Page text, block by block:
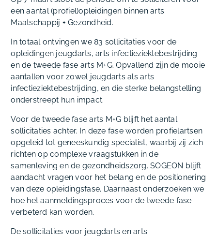
een aantal (profiel)opleidingen binnen arts
Maatschappij + Gezondheid.
In totaal ontvingen we 83 sollicitaties voor de
opleidingen jeugdarts, arts infectieziektebestrijding
en de tweede fase arts M+G. Opvallend zijn de mooie
aantallen voor zowel jeugdarts als arts
infectieziektebestrijding, en die sterke belangstelling
onderstreept hun impact.
Voor de tweede fase arts M+G blijft het aantal
sollicitaties achter. In deze fase worden profielartsen
opgeleid tot geneeskundig specialist, waarbij zij zich
richten op complexe vraagstukken in de
samenleving en de gezondheidszorg. SOGEON blijft
aandacht vragen voor het belang en de positionering
van deze opleidingsfase. Daarnaast onderzoeken we
hoe het aanmeldingsproces voor de tweede fase
verbeterd kan worden.
De sollicitaties voor jeugdarts en arts